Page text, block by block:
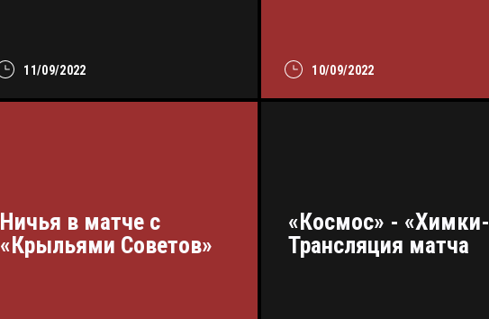
11/09/2022 10/09/2022
Ничья в матче с
«Крыльями Советов»
«Космос» -
Трансляция матча